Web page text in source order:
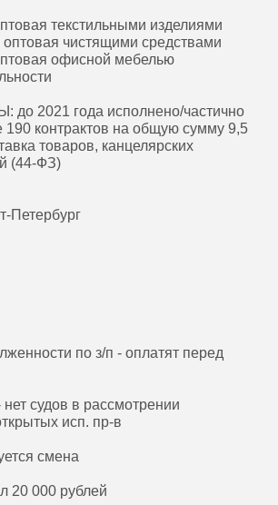
текстильными изделиями
оптовая чистящими средствами
офисной мебелью
2021 года исполнено/частично
190 контрактов на общую сумму 9,5
товаров, канцелярских
(44-ФЗ)
Петербург
по з/п - оплатят перед
судов в рассмотрении
исп. пр-в
смена
20 000 рублей